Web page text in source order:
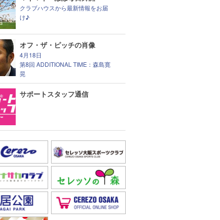
クラブハウスから最新情報をお届
け♪
オフ・ザ・ピッチの肖像
4月18日
第8回 ADDITIONAL TIME：森島寛
晃
サポートスタッフ通信